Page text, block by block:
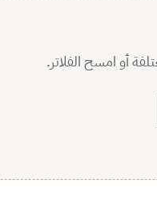
أو امسح الفلاتر.